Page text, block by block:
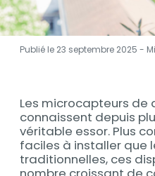
Publié le 23 septembre 2025 -
Contenu
Les microcapteurs de
connaissent depuis
véritable essor. Plus
faciles à installer que
traditionnelles, ces